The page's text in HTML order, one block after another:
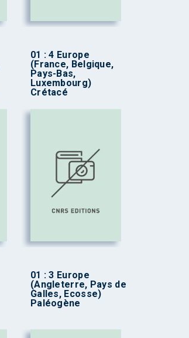
01 : 4 Europe
(France, Belgique,
Pays-Bas,
Luxembourg)
Crétacé
01 : 3 Europe
(Angleterre, Pays de
Galles, Ecosse)
Paléogène